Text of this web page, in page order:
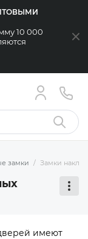
10 000
Найти
замки Замки
имеют